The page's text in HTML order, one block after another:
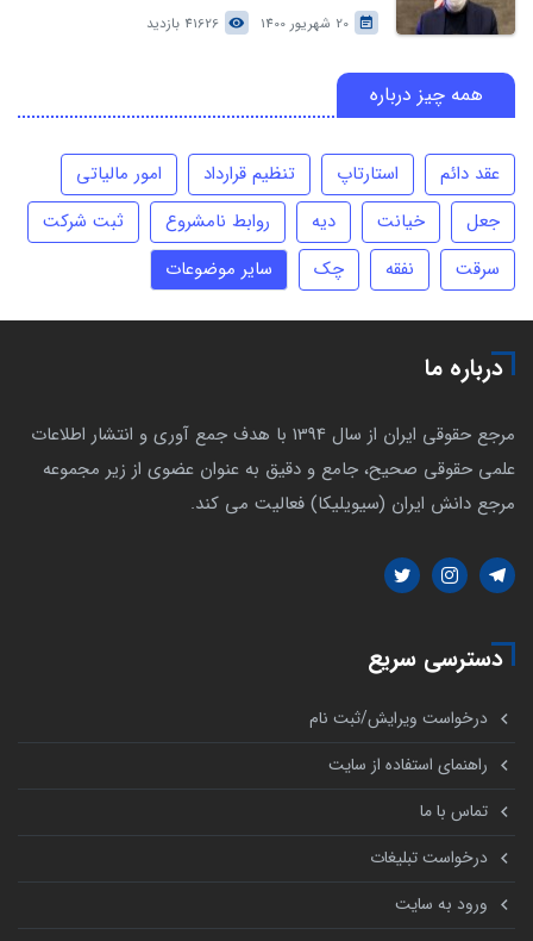
20 شهریور 1400 41626 بازدید
همه چیز درباره
عقد دائم استارتاپ تنظیم قرارداد
امور مالیاتی
جعل
خیانت دیه روابط نامشروع
ثبت شرکت
سرقت
نفقه چک سایر موضوعات
درباره ما
مرجع حقوقی ایران از سال 1394 با هدف جمع آوری و انتشار اطلاعات
علمی حقوقی صحیح، جامع و دقیق به عنوان عضوی از زیر مجموعه
مرجع دانش ایران (سیویلیکا) فعالیت می کند.
دسترسی سریع
درخواست ویرایش/ثبت نام
راهنمای استفاده از سایت
تماس با ما
درخواست تبلیغات
ورود به سایت